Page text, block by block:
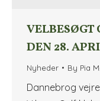
VELBESØGT
DEN 28.
Nyheder By Pia
Dannebrog